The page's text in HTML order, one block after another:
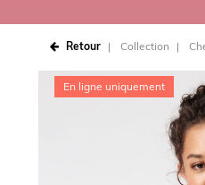
Retour Collection
En ligne uniquement